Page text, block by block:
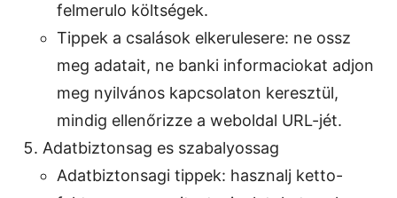
felmerulo költségek.
Tippek a csalások elkerulesere: ne ossz
meg adatait, ne banki informaciokat adjon
meg nyilvános kapcsolaton keresztül,
mindig ellenőrizze a weboldal URL-jét.
Adatbiztonsag es szabalyossag
Adatbiztonsagi tippek: hasznalj ketto-